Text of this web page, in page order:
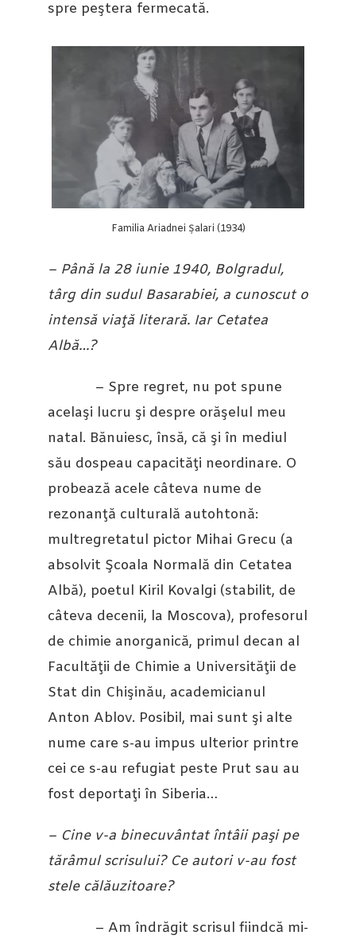
spre peştera fermecată.
Familia Ariadnei Șalari (1934)
– Până la 28 iunie 1940, Bolgradul,
târg din sudul Basarabiei, a cunoscut o
intensă viaţă literară. Iar Cetatea
Albă…?
– Spre regret, nu pot spune
acelaşi lucru şi despre orăşelul meu
natal. Bănuiesc, însă, că şi în mediul
său dospeau capacităţi neordinare. O
probează acele câteva nume de
rezonanţă culturală autohtonă:
multregretatul pictor Mihai Grecu (a
absolvit Şcoala Normală din Cetatea
Albă), poetul Kiril Kovalgi (stabilit, de
câteva decenii, la Moscova), profesorul
de chimie anorganică, primul decan al
Facultăţii de Chimie a Universităţii de
Stat din Chişinău, academicianul
Anton Ablov. Posibil, mai sunt şi alte
nume care s-au impus ulterior printre
cei ce s-au refugiat peste Prut sau au
fost deportaţi în Siberia…
– Cine v-a binecuvântat întâii paşi pe
tărâmul scrisului? Ce autori v-au fost
stele călăuzitoare?
– Am îndrăgit scrisul fiindcă mi-